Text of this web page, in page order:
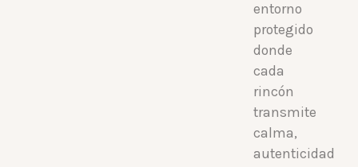
entorno
protegido
donde
cada
rincón
transmite
calma,
autenticidad